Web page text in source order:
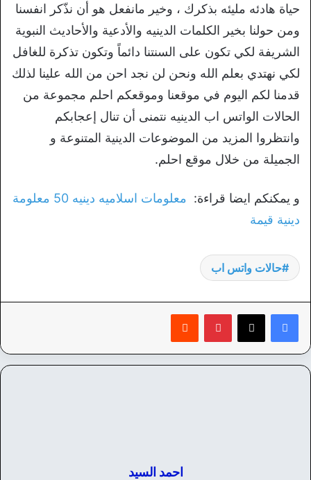
حياة هادئه مليئه بذكرك ، وخير مانفعل هو أن نذّكر انفسنا
ومن حولنا بخير الكلمات الدينيه والأدعية والأحاديث النبوية
الشريفة لكي تكون على السنتنا دائماً وتكون تذكرة للغافل
لكي نهتدي بعلم الله ونحن لن نجد احن من الله علينا لذلك
قدمنا لكم اليوم في موقعنا وموقعكم احلم مجموعة من
الحالات الواتس اب الدينيه نتمنى أن تنال إعجابكم
وانتظروا المزيد من الموضوعات الدينية المتنوعة و
الجميلة من خلال موقع احلم.
و يمكنكم ايضا قراءة:
معلومات اسلاميه دينيه 50 معلومة
دينية قيمة
حالات واتس اب
بينتيريست
احمد السيد